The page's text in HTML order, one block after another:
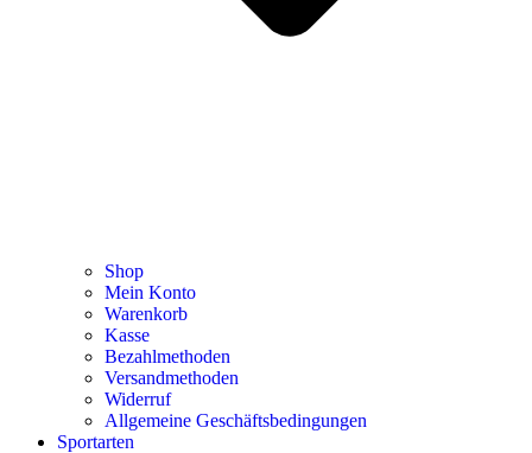
Shop
Mein Konto
Warenkorb
Kasse
Bezahlmethoden
Versandmethoden
Widerruf
Allgemeine Geschäftsbedingungen
Sportarten